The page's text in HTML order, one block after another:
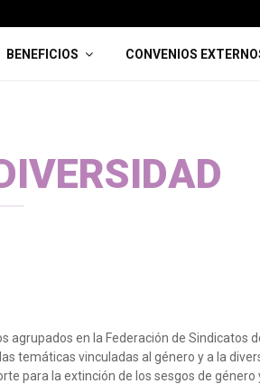
BENEFICIOS CONVENIOS
agrupados en la Federación de Sindicatos
temáticas vinculadas al género y a la
para la extinción de los sesgos de género